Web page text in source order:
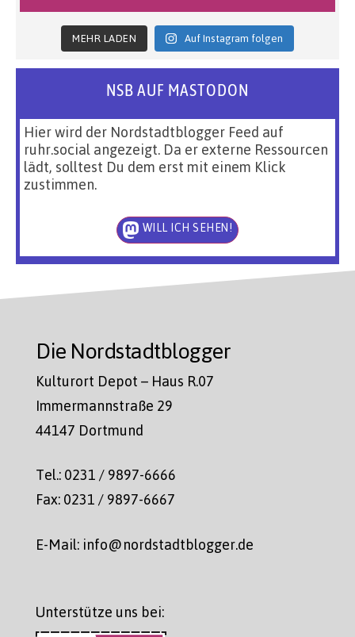
MEHR LADEN Auf Instagram folgen
NSB AUF MASTODON
Hier wird der Nordstadtblogger Feed auf
ruhr.social angezeigt. Da er externe Ressourcen
lädt, solltest Du dem erst mit einem Klick
zustimmen.
WILL ICH SEHEN!
Die Nordstadtblogger
Kulturort Depot – Haus R.07
Immermannstraße 29
44147 Dortmund
Tel.: 0231 / 9897-6666
Fax: 0231 / 9897-6667
E-Mail: info@nordstadtblogger.de
Unterstütze uns bei: